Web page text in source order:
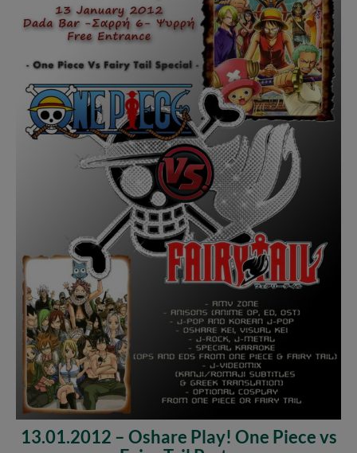
13.01.2012 – Oshare Play! One Piece vs